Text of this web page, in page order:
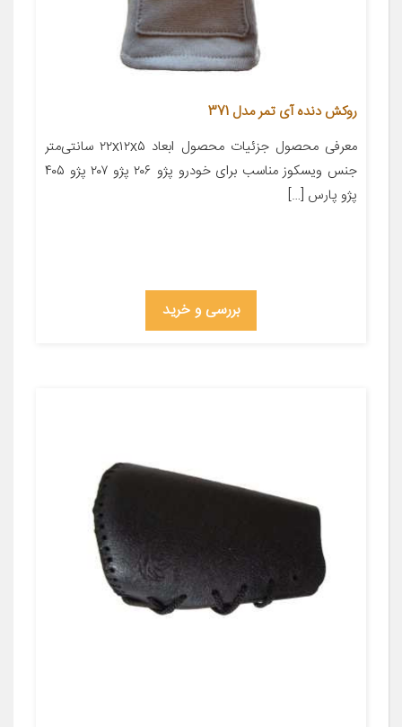
روکش دنده آی تمر مدل 371
معرفی محصول جزئیات محصول ابعاد ۲۲x۱۲x۵ سانتی‌متر
جنس ویسکوز مناسب برای خودرو پژو ۲۰۶ پژو ۲۰۷ پژو ۴۰۵
پژو پارس […]
بررسی و خرید